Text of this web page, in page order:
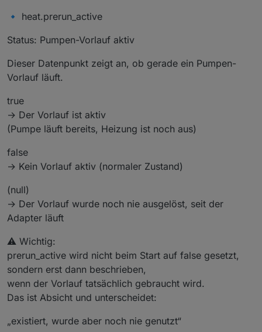
🔹 heat.prerun_active
Status: Pumpen-Vorlauf aktiv
Dieser Datenpunkt zeigt an, ob gerade ein Pumpen-
Vorlauf läuft.
true
→ Der Vorlauf ist aktiv
(Pumpe läuft bereits, Heizung ist noch aus)
false
→ Kein Vorlauf aktiv (normaler Zustand)
(null)
→ Der Vorlauf wurde noch nie ausgelöst, seit der
Adapter läuft
⚠️ Wichtig:
prerun_active wird nicht beim Start auf false gesetzt,
sondern erst dann beschrieben,
wenn der Vorlauf tatsächlich gebraucht wird.
Das ist Absicht und unterscheidet:
„existiert, wurde aber noch nie genutzt“